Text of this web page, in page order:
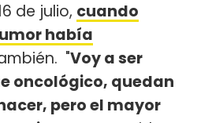
de julio, cuando
había
"Voy a ser
oncológico, quedan
pero el mayor